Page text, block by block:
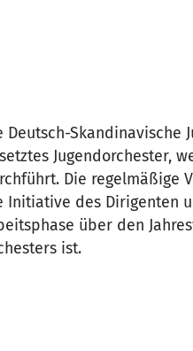
Deutsch-
Jugendorchester,
Die regelmäßige
Initiative des Dirigenten
über den
ist.